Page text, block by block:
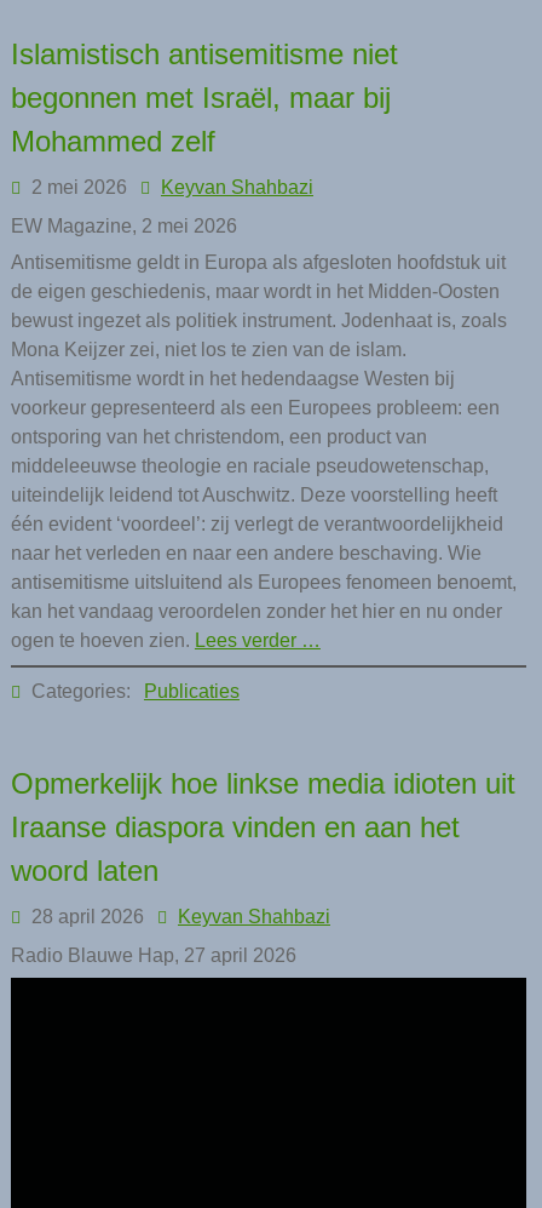
Islamistisch antisemitisme niet
begonnen met Israël, maar bij
Mohammed zelf
2 mei 2026
Keyvan Shahbazi
EW Magazine, 2 mei 2026
Antisemitisme geldt in Europa als afgesloten hoofdstuk uit
de eigen geschiedenis, maar wordt in het Midden-Oosten
bewust ingezet als politiek instrument. Jodenhaat is, zoals
Mona Keijzer zei, niet los te zien van de islam.
Antisemitisme wordt in het ­hedendaagse Westen bij
voorkeur gepresenteerd als een Europees probleem: een
ontsporing van het christendom, een product van
middeleeuwse theologie en raciale pseudowetenschap,
uiteindelijk leidend tot Auschwitz. Deze voorstelling heeft
één evident ‘voordeel’: zij verlegt de verantwoordelijkheid
naar het verleden en naar een andere beschaving. Wie
antisemitisme uitsluitend als Europees fenomeen benoemt,
kan het vandaag veroordelen zonder het hier en nu onder
ogen te hoeven zien. Lees verder …
Categories: Publicaties
Opmerkelijk hoe linkse media idioten uit
Iraanse diaspora vinden en aan het
woord laten
28 april 2026
Keyvan Shahbazi
Radio Blauwe Hap, 27 april 2026